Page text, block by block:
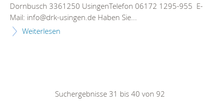
Dornbusch 3361250 UsingenTelefon 06172 1295-955 E-
Mail: info@drk-usingen.de Haben Sie...
Weiterlesen
Suchergebnisse 31 bis 40 von 92